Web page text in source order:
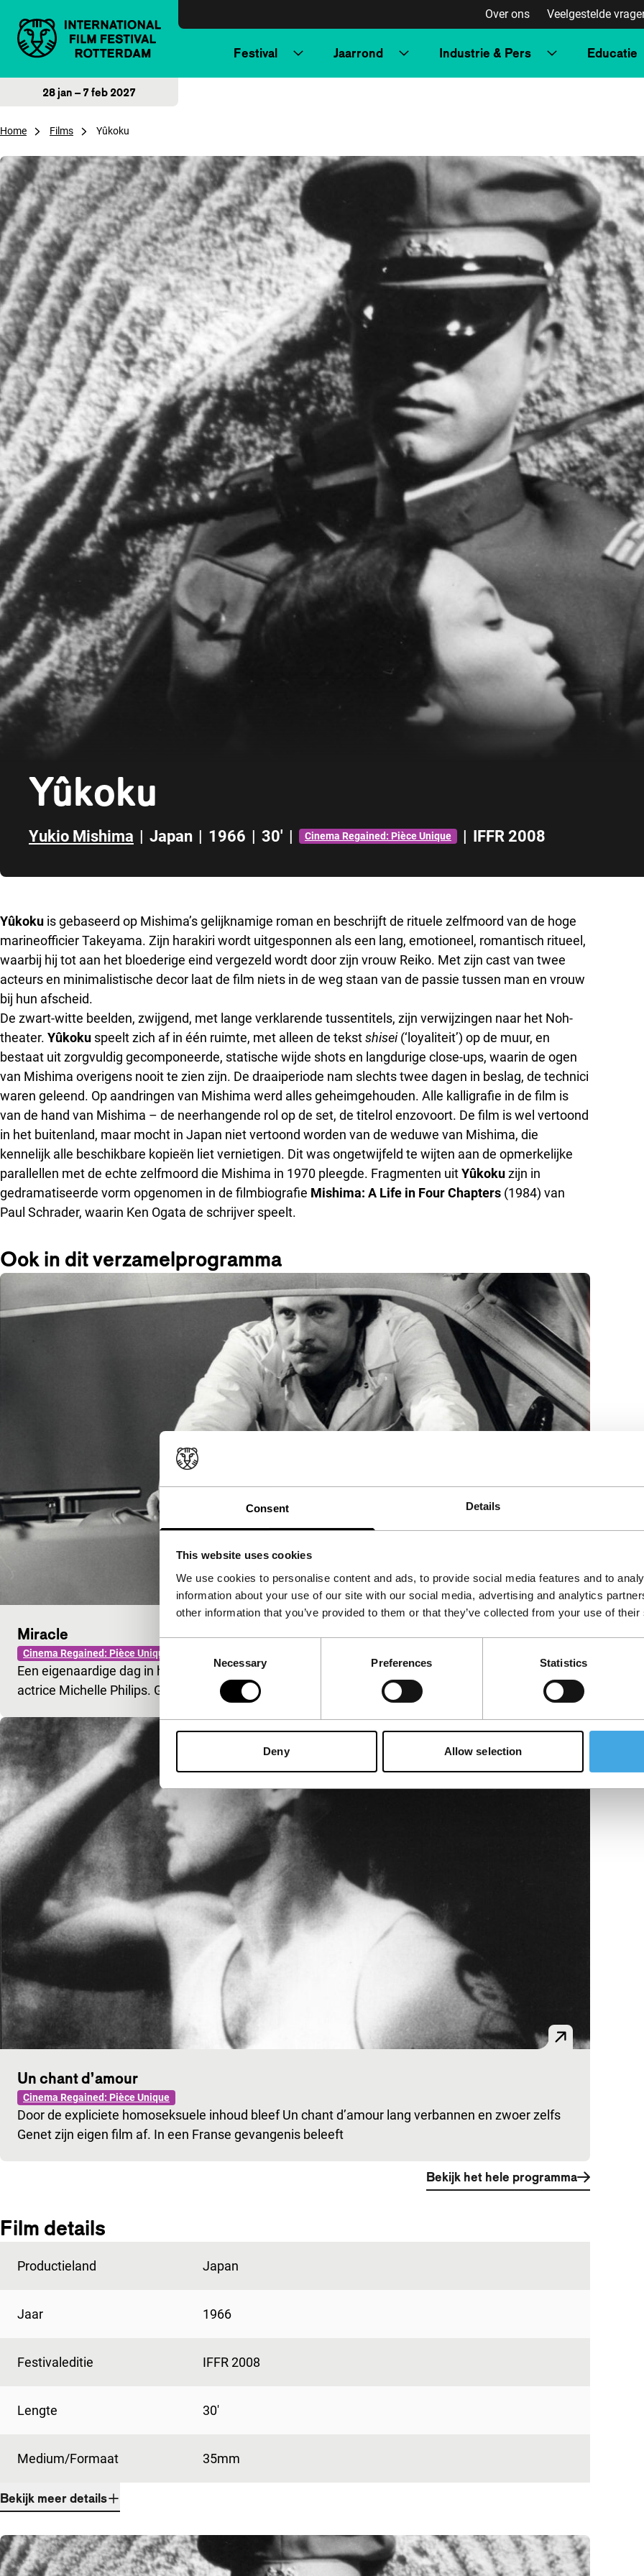
Consent Details
This website uses cookies
We use cookies to personalise content and ads, to provide social media features and to
information about your use of our site with our social media, advertising and analytics
other information that you’ve provided to them or that they’ve collected from your use of
Consent
Selection
Necessary Preferences Statistics
Deny Allow selection
Over ons Veelgestelde
Festival Jaarrond Industrie & Pers Educatie
28 jan – 7 feb 2027
Home Films Yûkoku
Yûkoku
Yukio Mishima Japan 1966 30' Cinema Regained: Pièce Unique IFFR 2008
Yûkoku is gebaseerd op Mishima’s gelijknamige roman en beschrijft de rituele zelfmoord van de hoge
marineofficier Takeyama. Zijn harakiri wordt uitgesponnen als een lang, emotioneel, romantisch ritueel,
waarbij hij tot aan het bloederige eind vergezeld wordt door zijn vrouw Reiko. Met zijn cast van twee
acteurs en minimalistische decor laat de film niets in de weg staan van de passie tussen man en vrouw
bij hun afscheid.
De zwart-witte beelden, zwijgend, met lange verklarende tussentitels, zijn verwijzingen naar het Noh-
theater. Yûkoku speelt zich af in één ruimte, met alleen de tekstshisei(‘loyaliteit’) op de muur, en
bestaat uit zorgvuldig gecomponeerde, statische wijde shots en langdurige close-ups, waarin de ogen
van Mishima overigens nooit te zien zijn. De draaiperiode nam slechts twee dagen in beslag, de technici
waren geleend. Op aandringen van Mishima werd alles geheimgehouden. Alle kalligrafie in de film is
van de hand van Mishima – de neerhangende rol op de set, de titelrol enzovoort. De film is wel vertoond
in het buitenland, maar mocht in Japan niet vertoond worden van de weduwe van Mishima, die
kennelijk alle beschikbare kopieën liet vernietigen. Dit was ongetwijfeld te wijten aan de opmerkelijke
parallellen met de echte zelfmoord die Mishima in 1970 pleegde. Fragmenten uitYûkokuzijn in
gedramatiseerde vorm opgenomen in de filmbiografie Mishima: A Life in Four Chapters (1984) van
Paul Schrader, waarin Ken Ogata de schrijver speelt.
Ook in dit verzamelprogramma
Miracle
Cinema Regained: Pièce Unique
Een eigenaardige dag in het leven van een automonteur, met de kunstenaar Jim Ganzer en de
actrice Michelle Philips. Gefilmd door een ikoon van de…
Un chant d’amour
Cinema Regained: Pièce Unique
Door de expliciete homoseksuele inhoud bleef Un chant d’amour lang verbannen en zwoer zelfs
Genet zijn eigen film af. In een Franse gevangenis beleeft
Bekijk het hele programma
Film details
Productieland Japan
Jaar 1966
Festivaleditie IFFR 2008
Lengte 30'
Medium/Formaat 35mm
Bekijk meer details